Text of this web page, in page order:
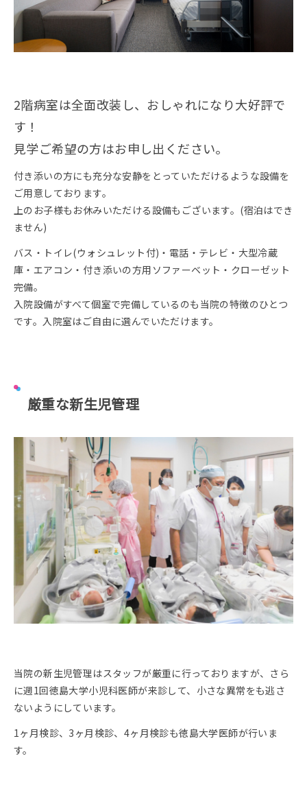
2階病室は全面改装し、おしゃれになり大好評で
す！
見学ご希望の方はお申し出ください。
付き添いの方にも充分な安静をとっていただけるような設備を
ご用意しております。
上のお子様もお休みいただける設備もございます。(宿泊はでき
ません)
バス・トイレ(ウォシュレット付)・電話・テレビ・大型冷蔵
庫・エアコン・付き添いの方用ソファーベット・クローゼット
完備。
入院設備がすべて個室で完備しているのも当院の特徴のひとつ
です。入院室はご自由に選んでいただけます。
厳重な新生児管理
当院の新生児管理はスタッフが厳重に行っておりますが、さら
に週1回徳島大学小児科医師が来診して、小さな異常をも逃さ
ないようにしています。
1ヶ月検診、3ヶ月検診、4ヶ月検診も徳島大学医師が行いま
す。